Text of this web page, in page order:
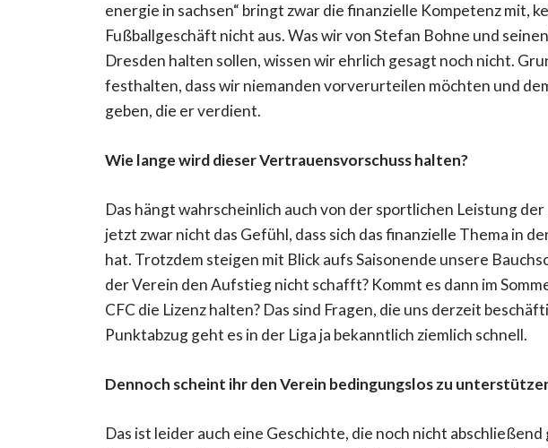
energie in sachsen“ bringt zwar die finanzielle Kompetenz mit,
Fußballgeschäft nicht aus. Was wir von Stefan Bohne und
Dresden halten sollen, wissen wir ehrlich gesagt noch nicht.
festhalten, dass wir niemanden vorverurteilen möchten und
geben, die er verdient.
Wie lange wird dieser Vertrauensvorschuss halten?
Das hängt wahrscheinlich auch von der sportlichen Leistung
jetzt zwar nicht das Gefühl, dass sich das finanzielle Thema in
hat. Trotzdem steigen mit Blick aufs Saisonende unsere
der Verein den Aufstieg nicht schafft? Kommt es dann im
CFC die Lizenz halten? Das sind Fragen, die uns derzeit
Punktabzug geht es in der Liga ja bekanntlich ziemlich schnell.
Dennoch scheint ihr den Verein bedingungslos zu
Das ist leider auch eine Geschichte, die noch nicht